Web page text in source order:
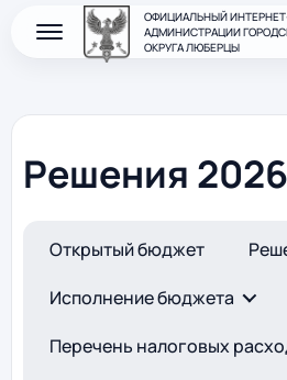
ОФИЦИАЛЬНЫЙ
АДМИНИСТРАЦИИ
ОКРУГА ЛЮБЕРЦЫ
Решения 2026
Открытый бюджет
Исполнение бюджета
Перечень налоговых